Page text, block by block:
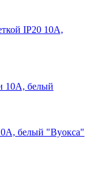
IP20 10А,
белый "Вуокса"